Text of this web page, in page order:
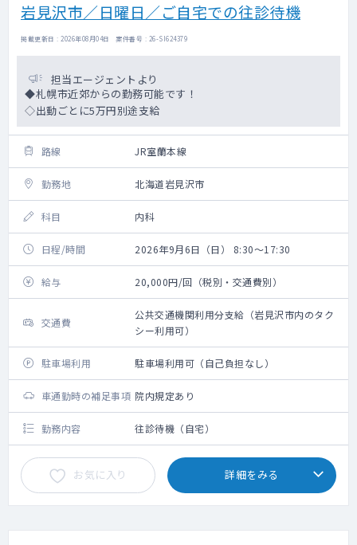
岩見沢市／日曜日／ご自宅での往診待機
掲載更新日 : 2026年08月04日 案件番号 : 26-SI624379
担当エージェントより
◆札幌市近郊からの勤務可能です！
◇出動ごとに5万円別途支給
路線 JR室蘭本線
勤務地 北海道岩見沢市
科目 内科
日程/時間 2026年9月6日（日） 8:30～17:30
給与 20,000円/回（税別・交通費別）
交通費
公共交通機関利用分支給（岩見沢市内のタク
シー利用可）
駐車場利用 駐車場利用可（自己負担なし）
車通勤時の補足事項 院内規定あり
勤務内容 往診待機（自宅）
お気に入り 詳細をみる